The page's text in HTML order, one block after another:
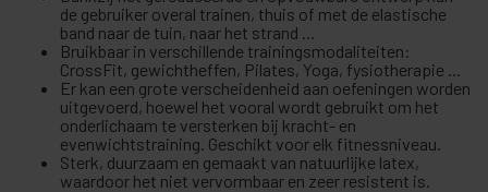
de gebruiker overal trainen, thuis of met de elastische
band naar de tuin, naar het strand ...
Bruikbaar in verschillende trainingsmodaliteiten:
CrossFit, gewichtheffen, Pilates, Yoga, fysiotherapie ...
Er kan een grote verscheidenheid aan oefeningen worden
uitgevoerd, hoewel het vooral wordt gebruikt om het
onderlichaam te versterken bij kracht- en
evenwichtstraining. Geschikt voor elk fitnessniveau.
Sterk, duurzaam en gemaakt van natuurlijke latex,
waardoor het niet vervormbaar en zeer resistent is.